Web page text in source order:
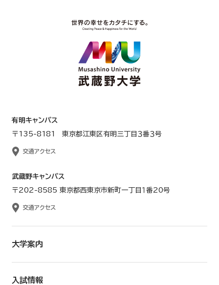
有明キャンパス
〒135-8181 東京都江東区有明三丁目３番３号
交通アクセス
武蔵野キャンパス
〒202-8585 東京都西東京市新町一丁目１番20号
交通アクセス
大学案内
入試情報